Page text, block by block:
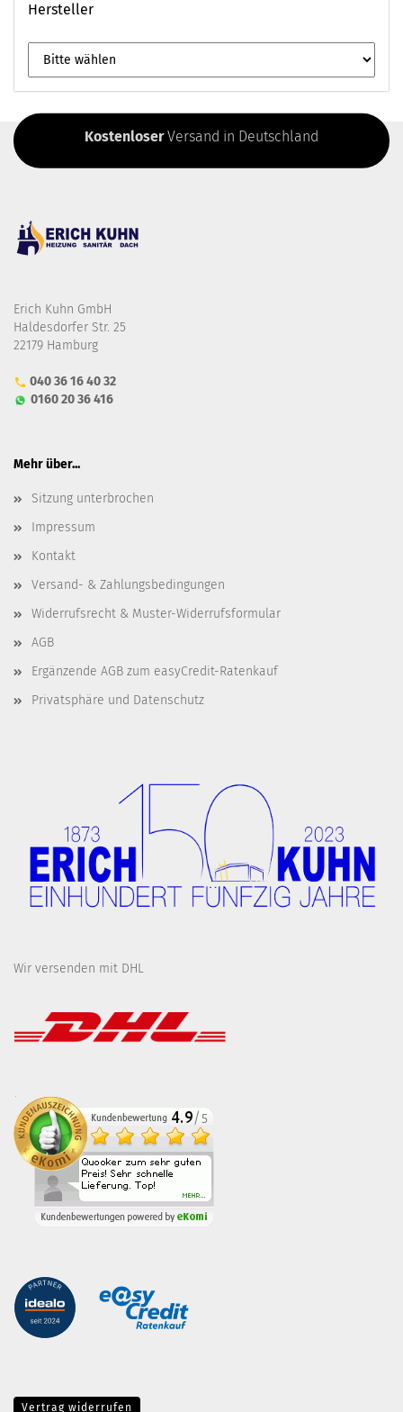
Hersteller
KostenloserVersand in Deutschland
Erich Kuhn GmbH
Haldesdorfer Str. 25
22179 Hamburg
040 36 16 40 32
0160 20 36 416
Mehr über...
Sitzung unterbrochen
Impressum
Kontakt
Versand- & Zahlungsbedingungen
Widerrufsrecht & Muster-Widerrufsformular
AGB
Ergänzende AGB zum easyCredit-Ratenkauf
Privatsphäre und Datenschutz
Wir versenden mit DHL
Vertrag widerrufen